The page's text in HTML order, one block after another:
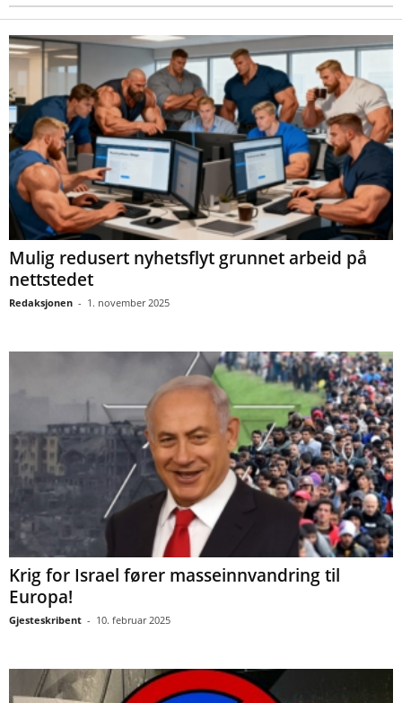
Mulig redusert nyhetsflyt grunnet arbeid på
nettstedet
Redaksjonen - 1. november 2025
Krig for Israel fører masseinnvandring til
Europa!
Gjesteskribent - 10. februar 2025